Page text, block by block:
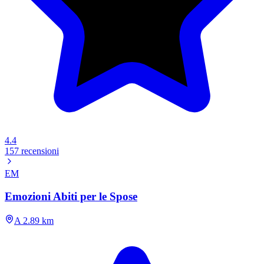
4.4
157 recensioni
EM
Emozioni Abiti per le Spose
A 2.89 km